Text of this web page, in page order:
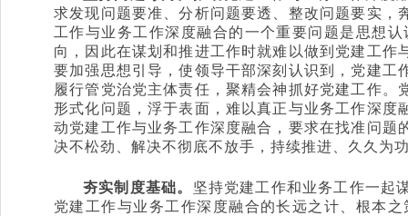
求发现问题要准、分析问题要透、整改问题要实
工作与业务工作深度融合的一个重要问题是思想
向，因此在谋划和推进工作时就难以做到党建工
要加强思想引导，使领导干部深刻认识到，党建
履行管党治党主体责任，聚精会神抓好党建工作
形式化问题，浮于表面，难以真正与业务工作深
动党建工作与业务工作深度融合，要求在找准问
决不松劲、解决不彻底不放手，持续推进、久久为
夯实制度基础。 坚持党建工作和业务工作一起
党建工作与业务工作深度融合的长远之计、根本